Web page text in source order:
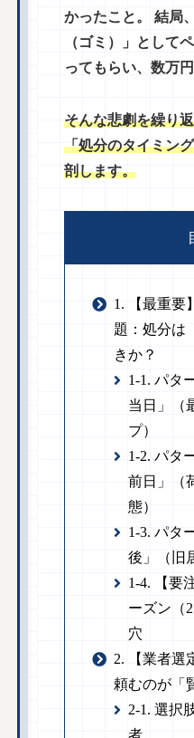
かったこと。 結局
（ゴミ）」として
ってもらい、数万
そんな悲劇を繰り
「処分のタイミン
剖します。
1. 【最重要
題：処分は
きか？
1-1. パタ
当日」（
プ）
1-2. パタ
前日」（
態）
1-3. パタ
後」（旧
1-4. 【要
ーズン（
穴
2. 【業者選
頼むのが「
2-1. 選択
者